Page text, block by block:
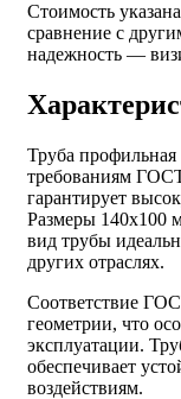
Стоимость
сравнение с
надежность —
Труба профильная
требованиям
гарантирует
Размеры 140x100
вид трубы
других отраслях.
Соответствие
геометрии, что
эксплуатации.
обеспечивает
воздействиям.